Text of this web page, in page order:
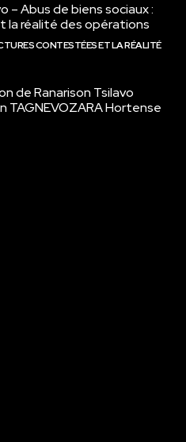
– Abus de biens sociaux :
réalité des opérations
CONTESTÉES ET LA RÉALITÉ
de Ranarison Tsilavo
TAGNEVOZARA Hortense